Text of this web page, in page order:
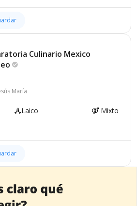
Culinario Mexico
María
Laico
Mixto